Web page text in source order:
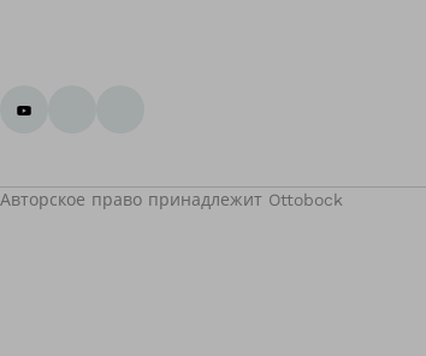
Авторское право принадлежит Ottobock